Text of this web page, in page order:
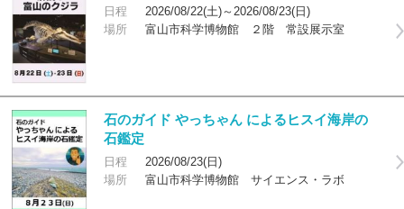
日程
2026/08/22(土)～2026/08/23(日)
場所
富山市科学博物館 ２階 常設展示室
石のガイド やっちゃん によるヒスイ海岸の
石鑑定
日程
2026/08/23(日)
場所
富山市科学博物館 サイエンス・ラボ